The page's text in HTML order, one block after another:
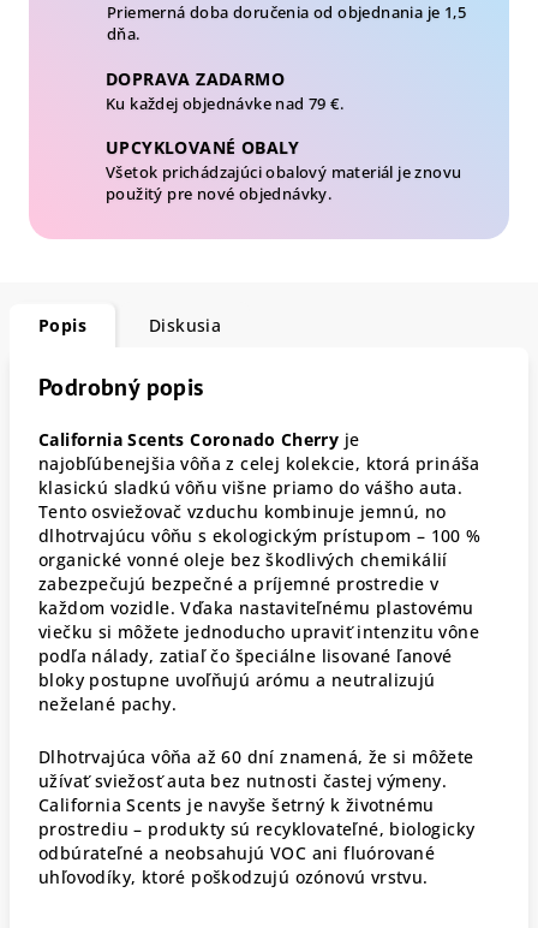
Priemerná doba doručenia od objednania je 1,5
dňa.
DOPRAVA ZADARMO
Ku každej objednávke nad 79 €.
UPCYKLOVANÉ OBALY
Všetok prichádzajúci obalový materiál je znovu
použitý pre nové objednávky.
Popis Diskusia
Podrobný popis
California Scents Coronado Cherry je
najobľúbenejšia vôňa z celej kolekcie, ktorá prináša
klasickú sladkú vôňu višne priamo do vášho auta.
Tento osviežovač vzduchu kombinuje jemnú, no
dlhotrvajúcu vôňu s ekologickým prístupom – 100 %
organické vonné oleje bez škodlivých chemikálií
zabezpečujú bezpečné a príjemné prostredie v
každom vozidle. Vďaka nastaviteľnému plastovému
viečku si môžete jednoducho upraviť intenzitu vône
podľa nálady, zatiaľ čo špeciálne lisované ľanové
bloky postupne uvoľňujú arómu a neutralizujú
neželané pachy.
Dlhotrvajúca vôňa až 60 dní znamená, že si môžete
užívať sviežosť auta bez nutnosti častej výmeny.
California Scents je navyše šetrný k životnému
prostrediu – produkty sú recyklovateľné, biologicky
odbúrateľné a neobsahujú VOC ani fluórované
uhľovodíky, ktoré poškodzujú ozónovú vrstvu.